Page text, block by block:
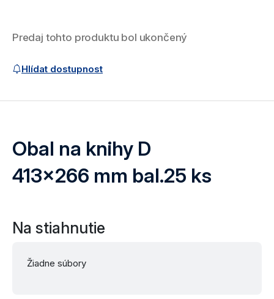
Predaj tohto produktu bol ukončený
Hlídat dostupnost
Obal na knihy D
413x266 mm bal.25 ks
Na stiahnutie
Žiadne súbory